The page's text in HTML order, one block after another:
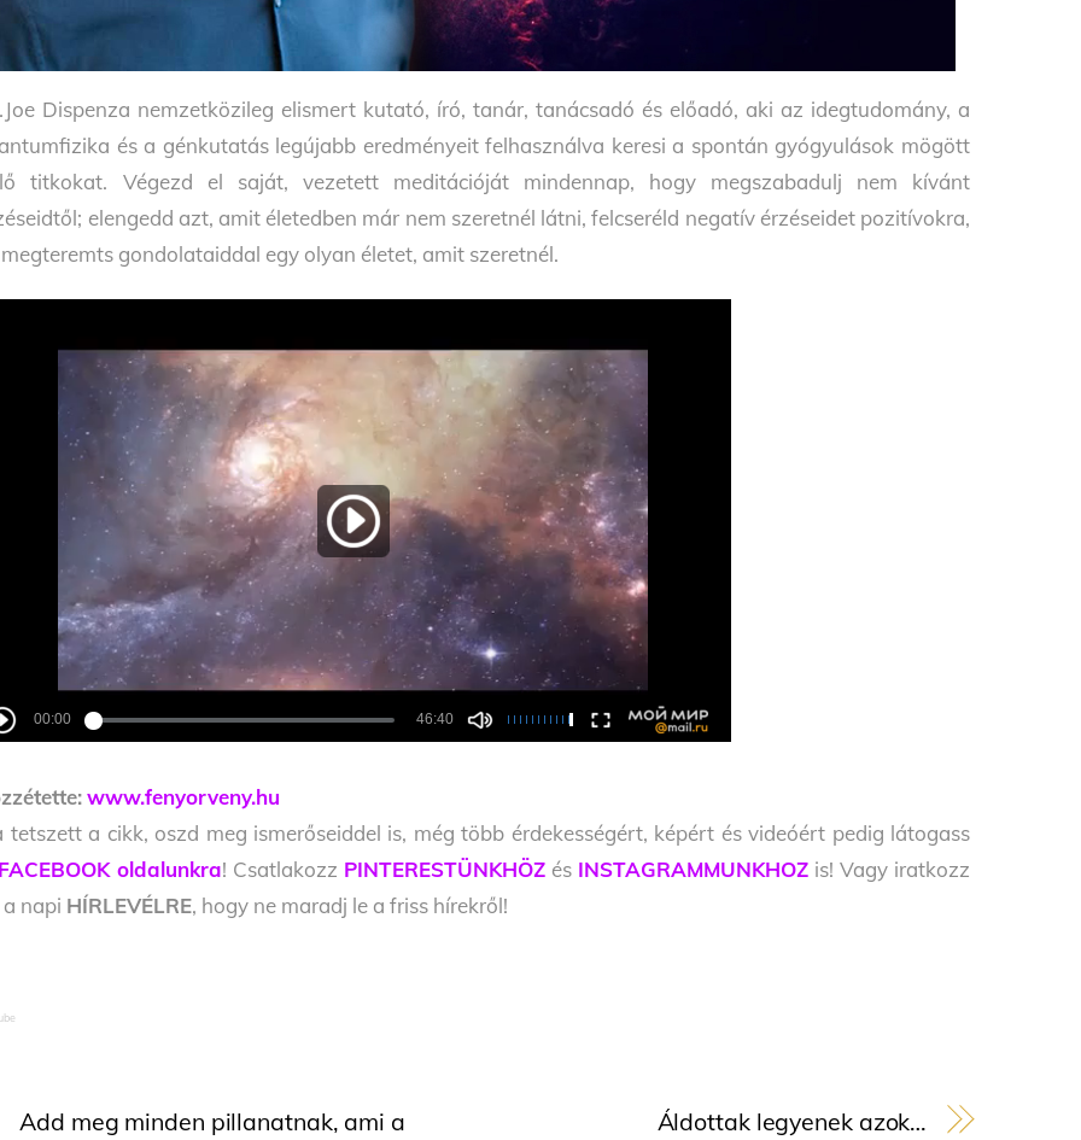
Dispenza nemzetközileg elismert kutató, író, tanár, tanácsadó és előadó, aki az idegtudomány, a
és a génkutatás legújabb eredményeit felhasználva keresi a spontán gyógyulások mögött
titkokat. Végezd el saját, vezetett meditációját mindennap, hogy megszabadulj nem kívánt
elengedd azt, amit életedben már nem szeretnél látni, felcseréld negatív érzéseidet pozitívokra,
megteremts gondolataiddal egy olyan életet, amit szeretnél.
www.fenyorveny.hu
tetszett a cikk, oszd meg ismerőseiddel is, még több érdekességért, képért és videóért pedig látogass
FACEBOOK oldalunkra! Csatlakozz PINTERESTÜNKHÖZ és INSTAGRAMMUNKHOZ is! Vagy iratkozz
napi HÍRLEVÉLRE, hogy ne maradj le a friss hírekről!
Add meg minden pillanatnak, ami a
Áldottak legyenek azok…